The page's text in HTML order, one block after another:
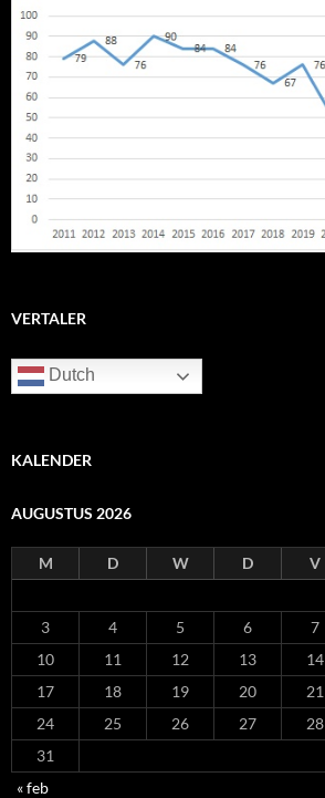
VERTALER
Dutch
KALENDER
AUGUSTUS 2026
M D W D V
3
4 5 6 7
10
11 12 13 14
17
18 19 20 21
24
25 26 27 28
31
« feb